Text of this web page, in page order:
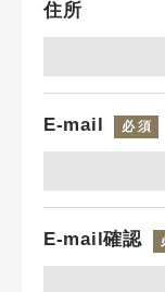
住所
E-mail 必須
E-mail確認